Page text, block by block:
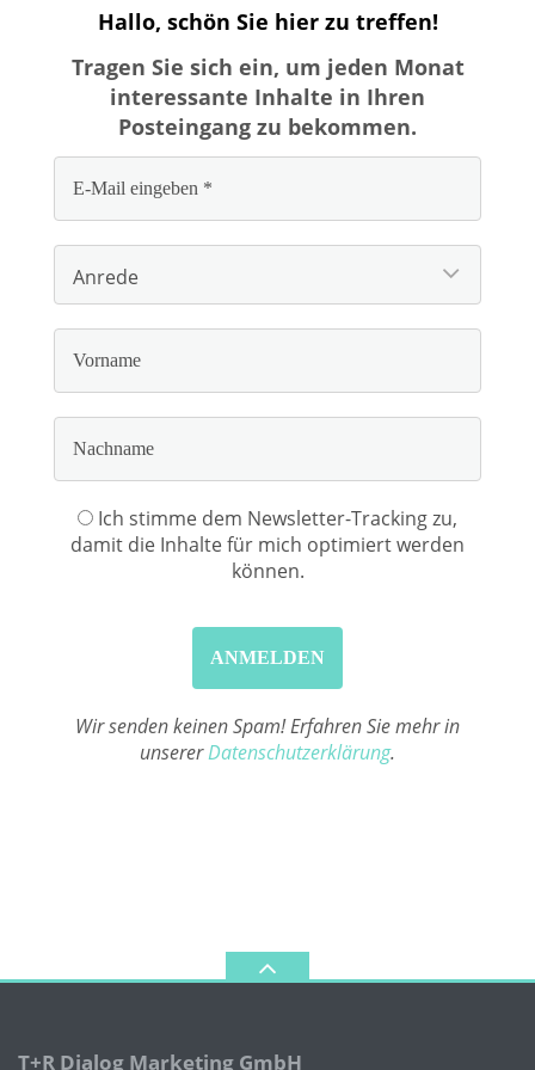
Hallo, schön Sie hier zu treffen!
Tragen Sie sich ein, um jeden Monat
interessante Inhalte in Ihren
Posteingang zu bekommen.
Ich stimme dem Newsletter-Tracking zu,
damit die Inhalte für mich optimiert werden
können.
Wir senden keinen Spam! Erfahren Sie mehr in
unsererDatenschutzerklärung.
T+R Dialog Marketing GmbH